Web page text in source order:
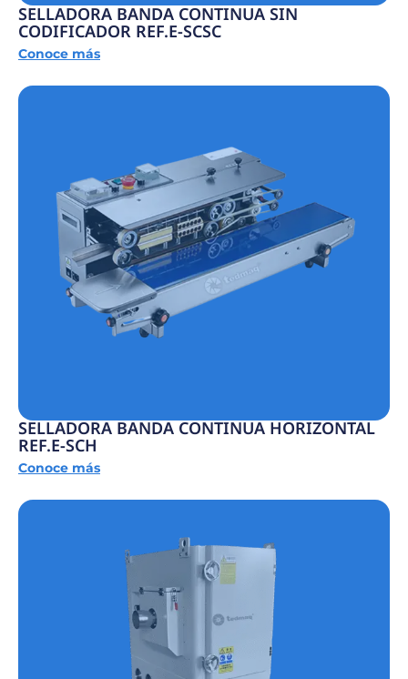
SELLADORA BANDA CONTINUA SIN
CODIFICADOR REF.E-SCSC
Conoce más
SELLADORA BANDA CONTINUA HORIZONTAL
REF.E-SCH
Conoce más